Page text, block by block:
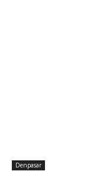
Denpasar